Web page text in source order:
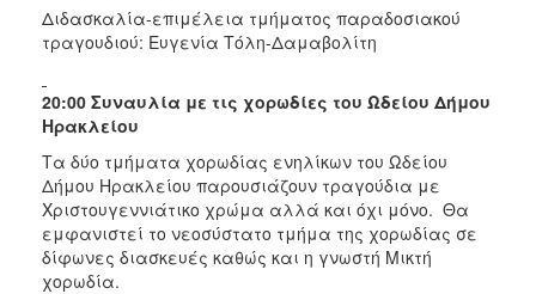
Διδασκαλία-επιμέλεια τμήματος παραδοσιακού
τραγουδιού: Ευγενία Τόλη-Δαμαβολίτη
20:00 Συναυλία με τις χορωδίες του Ωδείου Δήμου
Ηρακλείου
Τα δύο τμήματα χορωδίας ενηλίκων του Ωδείου
Δήμου Ηρακλείου παρουσιάζουν τραγούδια με
Χριστουγεννιάτικο χρώμα αλλά και όχι μόνο. Θα
εμφανιστεί το νεοσύστατο τμήμα της χορωδίας σε
δίφωνες διασκευές καθώς και η γνωστή Μικτή
χορωδία.